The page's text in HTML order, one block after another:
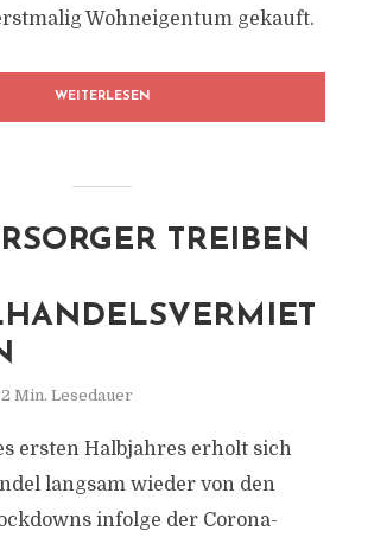
Wohneigentum gekauft.
WEITERLESEN
TREIBEN
2 Min. Lesedauer
ersten Halbjahres erholt sich
langsam wieder von den
infolge der Corona-